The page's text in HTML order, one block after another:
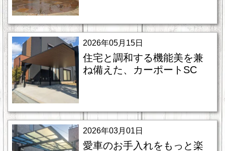
2026年05月15日
住宅と調和する機能美を兼
ね備えた、カーポートSC
2026年03月01日
愛車のお手入れをもっと楽